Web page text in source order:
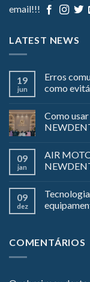
email!!!
LATEST NEWS
19
jun
Erros
como
Como
09
jan
AIR
09
dez
COMENTÁRIOS